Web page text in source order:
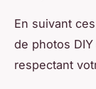
En suivant
de photos
respectant